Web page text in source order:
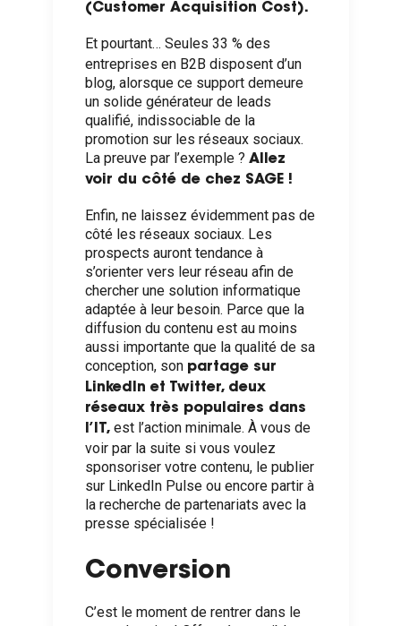
(Customer Acquisition Cost).
Et pourtant… Seules 33 % des
entreprises en B2B disposent d’un
blog, alorsque ce support demeure
un solide générateur de leads
qualifié, indissociable de la
promotion sur les réseaux sociaux.
La preuve par l’exemple ? Allez
voir du côté de chez SAGE !
Enfin, ne laissez évidemment pas de
côté les réseaux sociaux. Les
prospects auront tendance à
s’orienter vers leur réseau afin de
chercher une solution informatique
adaptée à leur besoin. Parce que la
diffusion du contenu est au moins
aussi importante que la qualité de sa
conception, son partage sur
LinkedIn et Twitter, deux
réseaux très populaires dans
l’IT, est l’action minimale. À vous de
voir par la suite si vous voulez
sponsoriser votre contenu, le publier
sur LinkedIn Pulse ou encore partir à
la recherche de partenariats avec la
presse spécialisée !
Conversion
C’est le moment de rentrer dans le